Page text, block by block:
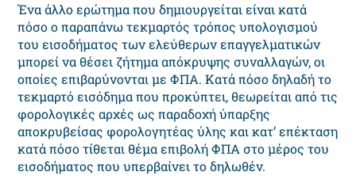
Ένα άλλο ερώτημα που δημιουργείται είναι κατά
πόσο ο παραπάνω τεκμαρτός τρόπος υπολογισμού
του εισοδήματος των ελεύθερων επαγγελματικών
μπορεί να θέσει ζήτημα απόκρυψης συναλλαγών, οι
οποίες επιβαρύνονται με ΦΠΑ. Κατά πόσο δηλαδή το
τεκμαρτό εισόδημα που προκύπτει, θεωρείται από τις
φορολογικές αρχές ως παραδοχή ύπαρξης
αποκρυβείσας φορολογητέας ύλης και κατ’ επέκταση
κατά πόσο τίθεται θέμα επιβολή ΦΠΑ στο μέρος του
εισοδήματος που υπερβαίνει το δηλωθέν.